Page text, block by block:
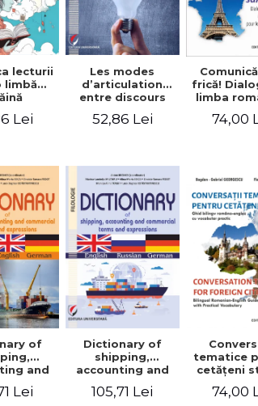
lecturii
limbă
Lei
Les modes
d’articulation
entre discours
discours propre
52,86 Lei
frică!
limba
pentru
roumain
74,00
of
and
and
Lei
Dictionary of
shipping,
accounting and
terms and
105,71 Lei
tematice
cetăţeni
româno-
74,00